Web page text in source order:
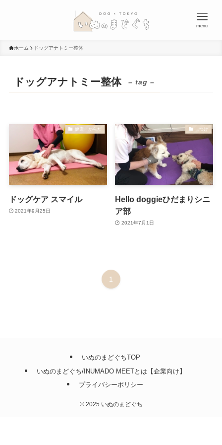
menu
ホーム ドッグアナトミー整体
ドッグアナトミー整体 – tag –
健康・からだ
ドッグケア スマイル
2021年9月25日
しつけ
Hello doggieひだまりシニ
ア部
2021年7月1日
1
いぬのまどぐちTOP
いぬのまどぐち/INUMADO MEETとは【企業向け】
プライバシーポリシー
©2025 いぬのまどぐち